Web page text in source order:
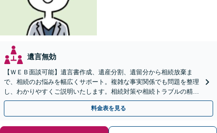
遺言無効
【ＷＥＢ面談可能】遺言書作成、遺産分割、遺留分から相続放棄ま
で、相続のお悩みを幅広くサポート。複雑な事実関係でも問題を整理
し、わかりやすくご説明いたします。相続対策や相続トラブルの精神
的なご負担を減らし、最適な解決を目指します。
料金表を見る